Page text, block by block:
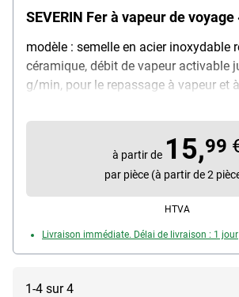
SEVERIN Fer à vapeur de voyage
modèle : semelle en acier inoxydable
céramique, débit de vapeur activable
g/min, pour le repassage à vapeur et
740 g, couleur : bleu / argent,
9,2 / 11 cm, contenu de la livraison :
à partir de 15,99
par pièce (à partir de 2
HTVA
Livraison immédiate. Délai de livraison : 1 jour
1-4 sur 4